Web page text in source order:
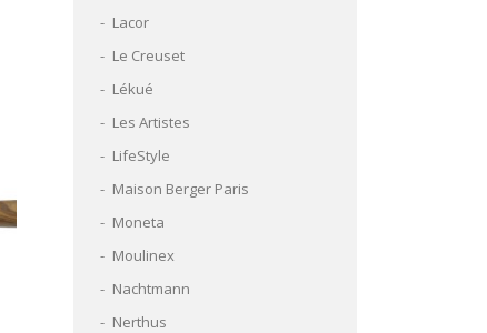
Lacor
Le Creuset
Lékué
Les Artistes
LifeStyle
Maison Berger Paris
Moneta
Moulinex
Nachtmann
Nerthus